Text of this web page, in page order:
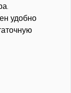
удобно